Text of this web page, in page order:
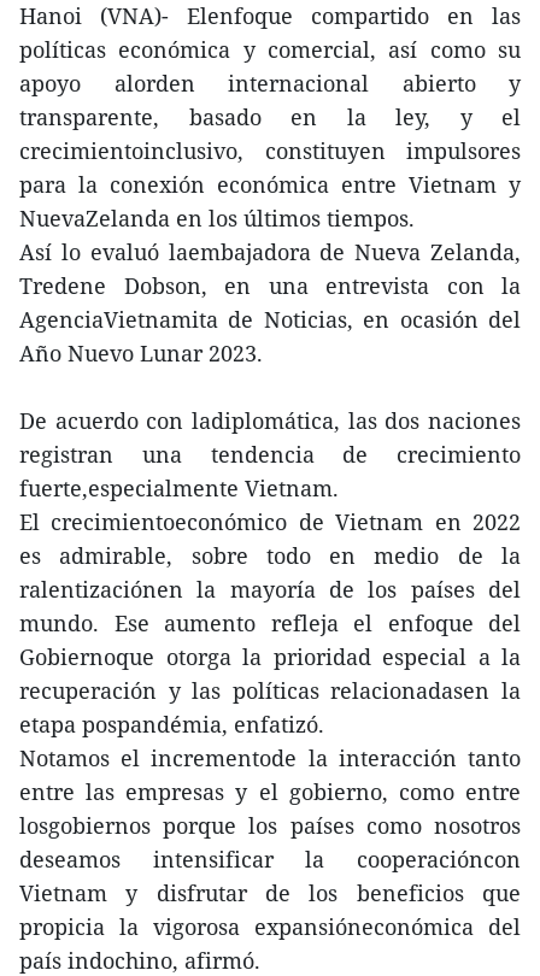
Hanoi (VNA)- Elenfoque compartido en las
políticas económica y comercial, así como su
apoyo alorden internacional abierto y
transparente, basado en la ley, y el
crecimientoinclusivo, constituyen impulsores
para la conexión económica entre Vietnam y
NuevaZelanda en los últimos tiempos.
Así lo evaluó laembajadora de Nueva Zelanda,
Tredene Dobson, en una entrevista con la
AgenciaVietnamita de Noticias, en ocasión del
Año Nuevo Lunar 2023.
De acuerdo con ladiplomática, las dos naciones
registran una tendencia de crecimiento
fuerte,especialmente Vietnam.
El crecimientoeconómico de Vietnam en 2022
es admirable, sobre todo en medio de la
ralentizaciónen la mayoría de los países del
mundo. Ese aumento refleja el enfoque del
Gobiernoque otorga la prioridad especial a la
recuperación y las políticas relacionadasen la
etapa pospandémia, enfatizó.
Notamos el incrementode la interacción tanto
entre las empresas y el gobierno, como entre
losgobiernos porque los países como nosotros
deseamos intensificar la cooperacióncon
Vietnam y disfrutar de los beneficios que
propicia la vigorosa expansióneconómica del
país indochino, afirmó.